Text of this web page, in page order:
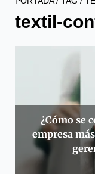
textil-
¿Cómo se
empresa